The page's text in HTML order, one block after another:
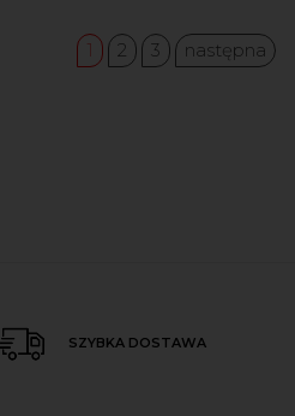
1 2 3 następna
SZYBKA DOSTAWA